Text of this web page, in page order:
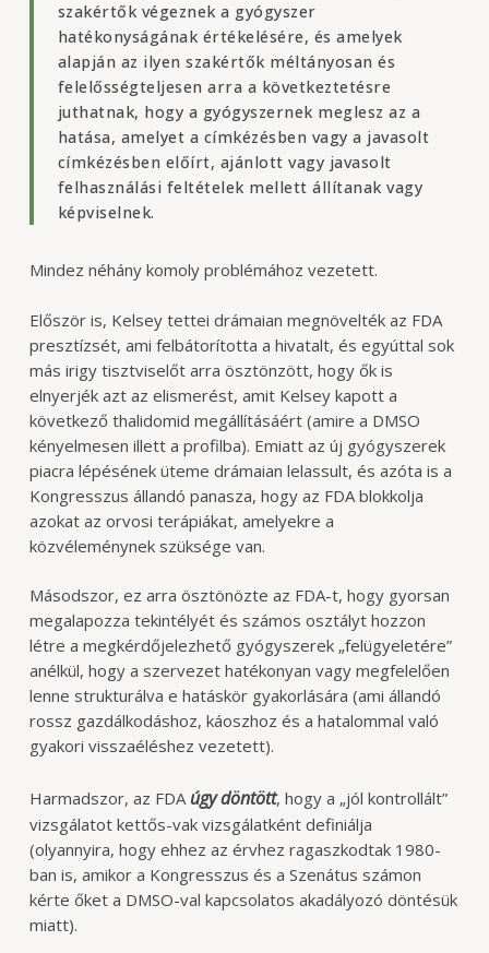
szakértők végeznek a gyógyszer
hatékonyságának értékelésére, és amelyek
alapján az ilyen szakértők méltányosan és
felelősségteljesen arra a következtetésre
juthatnak, hogy a gyógyszernek meglesz az a
hatása, amelyet a címkézésben vagy a javasolt
címkézésben előírt, ajánlott vagy javasolt
felhasználási feltételek mellett állítanak vagy
képviselnek.
Mindez néhány komoly problémához vezetett.
Először is, Kelsey tettei drámaian megnövelték az FDA
presztízsét, ami felbátorította a hivatalt, és egyúttal sok
más irigy tisztviselőt arra ösztönzött, hogy ők is
elnyerjék azt az elismerést, amit Kelsey kapott a
következő thalidomid megállításáért (amire a DMSO
kényelmesen illett a profilba). Emiatt az új gyógyszerek
piacra lépésének üteme drámaian lelassult, és azóta is a
Kongresszus állandó panasza, hogy az FDA blokkolja
azokat az orvosi terápiákat, amelyekre a
közvéleménynek szüksége van.
Másodszor, ez arra ösztönözte az FDA-t, hogy gyorsan
megalapozza tekintélyét és számos osztályt hozzon
létre a megkérdőjelezhető gyógyszerek „felügyeletére”
anélkül, hogy a szervezet hatékonyan vagy megfelelően
lenne strukturálva e hatáskör gyakorlására (ami állandó
rossz gazdálkodáshoz, káoszhoz és a hatalommal való
gyakori visszaéléshez vezetett).
Harmadszor, az FDA úgy döntött, hogy a „jól kontrollált”
vizsgálatot kettős-vak vizsgálatként definiálja
(olyannyira, hogy ehhez az érvhez ragaszkodtak 1980-
ban is, amikor a Kongresszus és a Szenátus számon
kérte őket a DMSO-val kapcsolatos akadályozó döntésük
miatt).